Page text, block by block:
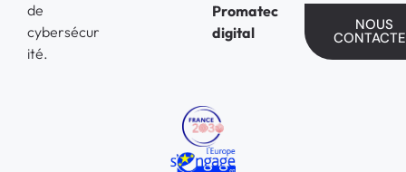
de
cybersécur
ité.
Promatec
digital
NOUS